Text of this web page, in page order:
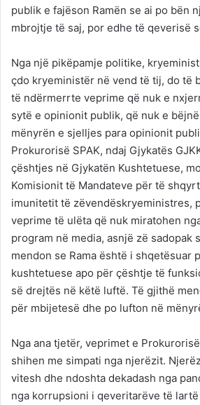
publik e fajëson Ramën se ai po bën
mbrojtje të saj, por edhe të qeverisë
Nga një pikëpamje politike,
çdo kryeministër në vend të tij, do të
të ndërmerrte veprime që nuk e
sytë e opinionit publik, që nuk e
mënyrën e sjelljes para opinionit
Prokurorisë SPAK, ndaj Gjykatës
çështjes në Gjykatën Kushtetuese,
Komisionit të Mandateve për të
imunitetit të zëvendëskryeministres,
veprime të ulëta që nuk miratohen
program në media, asnjë zë sadopak
mendon se Rama është i shqetësuar
kushtetuese apo për çështje të
së drejtës në këtë luftë. Të gjithë
për mbijetesë dhe po lufton në
Nga ana tjetër, veprimet e
shihen me simpati nga njerëzit.
vitesh dhe ndoshta dekadash nga
nga korrupsioni i qeveritarëve të